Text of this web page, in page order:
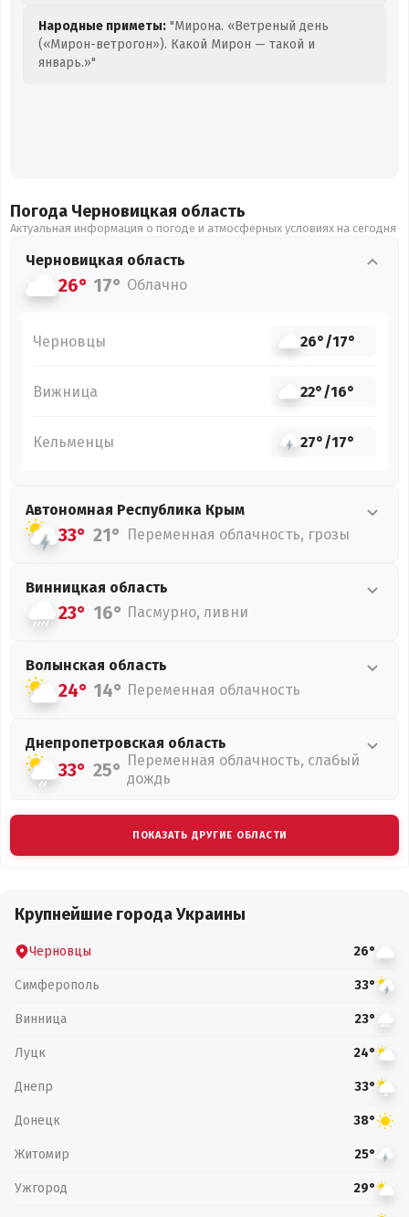
Народные приметы: "Мирона. «Ветреный день
(«Мирон-ветрогон»). Какой Мирон — такой и
январь.»"
Погода Черновицкая область
Актуальная информация о погоде и атмосферных условиях на сегодня
Черновицкая область
26° 17° Облачно
Черновцы 26°/17°
Вижница 22°/16°
Кельменцы 27°/17°
Автономная Республика Крым
33° 21° Переменная облачность, грозы
Винницкая область
23° 16° Пасмурно, ливни
Волынская область
24° 14° Переменная облачность
Днепропетровская область
33° 25° Переменная облачность, слабый
дождь
ПОКАЗАТЬ ДРУГИЕ ОБЛАСТИ
Крупнейшие города Украины
Черновцы 26°
Симферополь 33°
Винница 23°
Луцк 24°
Днепр 33°
Донецк 38°
Житомир 25°
Ужгород 29°